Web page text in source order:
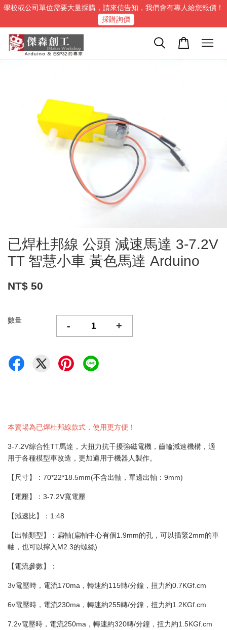
學校或公司單位需要大量採購，請來信告知，我們會有專人給您報價！
採購詢價
已焊杜邦線 公頭 減速馬達 3-7.2V
TT 智慧小車 黃色馬達 Arduino
NT$ 50
數量 - +
本賣場為已焊杜邦線款式，使用更方便！
3-7.2V綜合性TT馬達，大扭力抗干擾強磁電機，齒輪減速機構，適
用于各種模型車改造，更加適用于機器人製作。
【尺寸】：70*22*18.5mm(不含出軸，單邊出軸：9mm)
【電壓】：3-7.2V寬電壓
【減速比】：1:48
【出軸類型】：扁軸(扁軸中心有個1.9mm的孔，可以插緊2mm的車
軸，也可以擰入M2.3的螺絲)
【電流參數】：
3v電壓時，電流170ma，轉速約115轉/分鐘，扭力約0.7KGf.cm
6v電壓時，電流230ma，轉速約255轉/分鐘，扭力約1.2KGf.cm
7.2v電壓時，電流250ma，轉速約320轉/分鐘，扭力約1.5KGf.cm